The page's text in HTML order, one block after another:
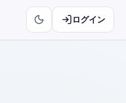
ログイン